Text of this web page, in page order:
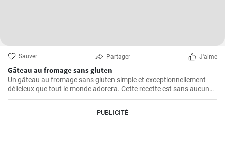
Sauver Partager J'aime
Gâteau au fromage sans gluten
Un gâteau au fromage sans gluten simple et exceptionnellement
délicieux que tout le monde adorera. Cette recette est sans aucun
doute le meilleur gâteau au fromage sans gluten que vous ayez
PUBLICITÉ